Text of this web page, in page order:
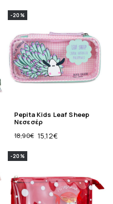
-20%
Pepita Kids Leaf Sheep
Νεσεσέρ
18,90€ 15,12€
-20%